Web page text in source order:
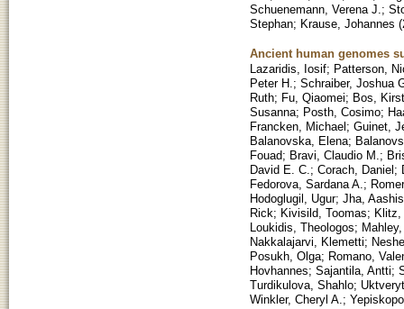
Schuenemann, Verena J. ;
Stephan; Krause, Johannes (
Ancient human genomes
Lazaridis, Iosif; Patterson,
Peter H. ; Schraiber, Joshua
Ruth; Fu, Qiaomei; Bos,
Susanna; Posth, Cosimo;
Francken, Michael; Guinet,
Balanovska, Elena;
Fouad; Bravi, Claudio M. ;
David E. C. ; Corach, Daniel;
Fedorova, Sardana A. ;
Hodoglugil, Ugur; Jha,
Rick; Kivisild, Toomas; Klitz,
Loukidis, Theologos;
Nakkalajarvi, Klemetti;
Posukh, Olga; Romano,
Hovhannes; Sajantila, Antti;
Turdikulova, Shahlo;
Winkler, Cheryl A. ;